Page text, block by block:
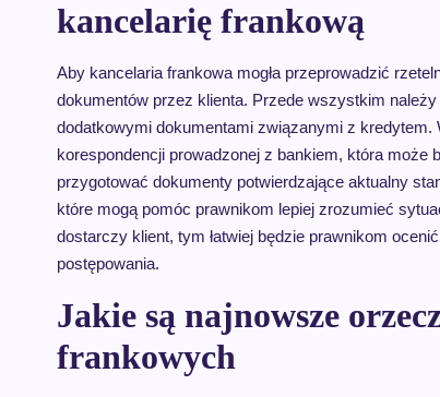
kancelarię frankową
Aby kancelaria frankowa mogła przeprowadzić
dokumentów przez klienta. Przede wszystkim
dodatkowymi dokumentami związanymi z kredytem.
korespondencji prowadzonej z bankiem, która może
przygotować dokumenty potwierdzające aktualny
które mogą pomóc prawnikom lepiej zrozumieć
dostarczy klient, tym łatwiej będzie prawnikom
postępowania.
Jakie są najnowsze
frankowych